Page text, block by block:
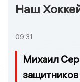
Наш
09:31
Михаил